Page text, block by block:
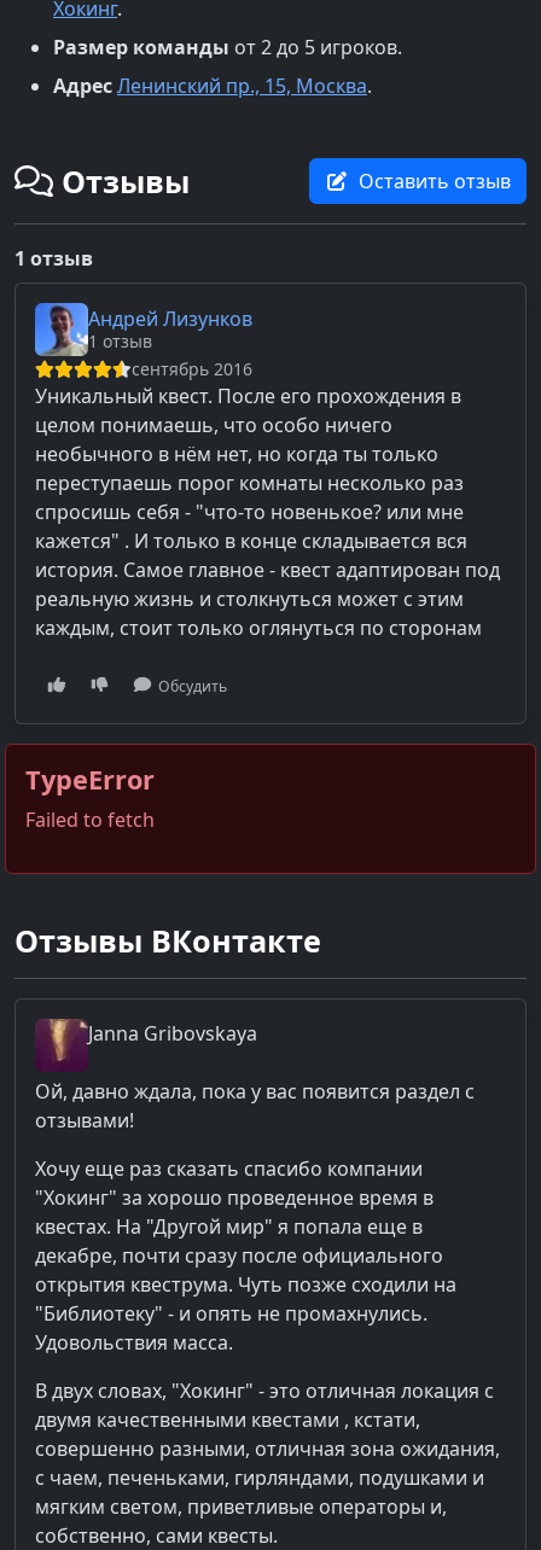
Хокинг.
Размер команды от 2 до 5 игроков.
АдресЛенинский пр., 15, Москва.
Отзывы Оставить отзыв
1 отзыв
Андрей Лизунков
1 отзыв
сентябрь 2016
Уникальный квест. После его прохождения в
целом понимаешь, что особо ничего
необычного в нём нет, но когда ты только
переступаешь порог комнаты несколько раз
спросишь себя - "что-то новенькое? или мне
кажется" . И только в конце складывается вся
история. Самое главное - квест адаптирован под
реальную жизнь и столкнуться может с этим
каждым, стоит только оглянуться по сторонам
Обсудить
TypeError
Failed to fetch
Отзывы ВКонтакте
Janna Gribovskaya
Ой, давно ждала, пока у вас появится раздел с
отзывами!
Хочу еще раз сказать спасибо компании
"Хокинг" за хорошо проведенное время в
квестах. На "Другой мир" я попала еще в
декабре, почти сразу после официального
открытия квеструма. Чуть позже сходили на
"Библиотеку" - и опять не промахнулись.
Удовольствия масса.
В двух словах, "Хокинг" - это отличная локация с
двумя качественными квестами , кстати,
совершенно разными, отличная зона ожидания,
с чаем, печеньками, гирляндами, подушками и
мягким светом, приветливые операторы и,
собственно, сами квесты.